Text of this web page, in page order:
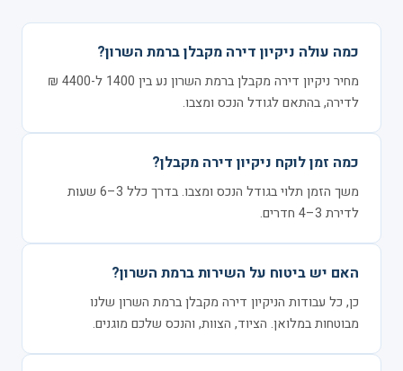
כמה עולה ניקיון דירה מקבלן ברמת השרון?
מחיר ניקיון דירה מקבלן ברמת השרון נע בין 1400 ל-4400 ₪
לדירה, בהתאם לגודל הנכס ומצבו.
כמה זמן לוקח ניקיון דירה מקבלן?
משך הזמן תלוי בגודל הנכס ומצבו. בדרך כלל 3–6 שעות
לדירת 3–4 חדרים.
האם יש ביטוח על השירות ברמת השרון?
כן, כל עבודות הניקיון דירה מקבלן ברמת השרון שלנו
מבוטחות במלואן. הציוד, הצוות, והנכס שלכם מוגנים.